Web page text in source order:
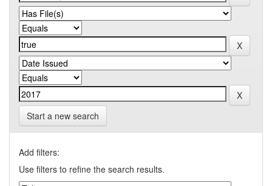
Start a new search
Add filters:
Use filters to refine the search results.